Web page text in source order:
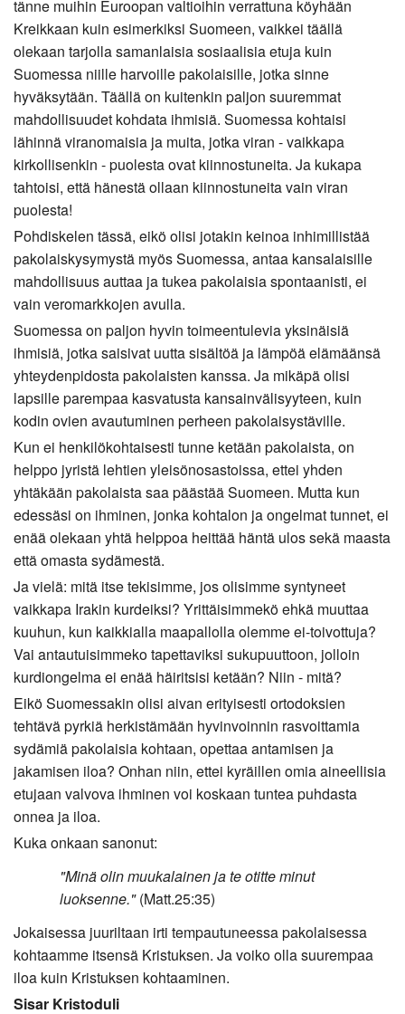
tänne muihin Euroopan valtioihin verrattuna köyhään
Kreikkaan kuin esimerkiksi Suomeen, vaikkei täällä
olekaan tarjolla samanlaisia sosiaalisia etuja kuin
Suomessa niille harvoille pakolaisille, jotka sinne
hyväksytään. Täällä on kuitenkin paljon suuremmat
mahdollisuudet kohdata ihmisiä. Suomessa kohtaisi
lähinnä viranomaisia ja muita, jotka viran - vaikkapa
kirkollisenkin - puolesta ovat kiinnostuneita. Ja kukapa
tahtoisi, että hänestä ollaan kiinnostuneita vain viran
puolesta!
Pohdiskelen tässä, eikö olisi jotakin keinoa inhimillistää
pakolaiskysymystä myös Suomessa, antaa kansalaisille
mahdollisuus auttaa ja tukea pakolaisia spontaanisti, ei
vain veromarkkojen avulla.
Suomessa on paljon hyvin toimeentulevia yksinäisiä
ihmisiä, jotka saisivat uutta sisältöä ja lämpöä elämäänsä
yhteydenpidosta pakolaisten kanssa. Ja mikäpä olisi
lapsille parempaa kasvatusta kansainvälisyyteen, kuin
kodin ovien avautuminen perheen pakolaisystäville.
Kun ei henkilökohtaisesti tunne ketään pakolaista, on
helppo jyristä lehtien yleisönosastoissa, ettei yhden
yhtäkään pakolaista saa päästää Suomeen. Mutta kun
edessäsi on ihminen, jonka kohtalon ja ongelmat tunnet, ei
enää olekaan yhtä helppoa heittää häntä ulos sekä maasta
että omasta sydämestä.
Ja vielä: mitä itse tekisimme, jos olisimme syntyneet
vaikkapa Irakin kurdeiksi? Yrittäisimmekö ehkä muuttaa
kuuhun, kun kaikkialla maapallolla olemme ei-toivottuja?
Vai antautuisimmeko tapettaviksi sukupuuttoon, jolloin
kurdiongelma ei enää häiritsisi ketään? Niin - mitä?
Eikö Suomessakin olisi aivan erityisesti ortodoksien
tehtävä pyrkiä herkistämään hyvinvoinnin rasvoittamia
sydämiä pakolaisia kohtaan, opettaa antamisen ja
jakamisen iloa? Onhan niin, ettei kyräillen omia aineellisia
etujaan valvova ihminen voi koskaan tuntea puhdasta
onnea ja iloa.
Kuka onkaan sanonut:
"Minä olin muukalainen ja te otitte minut
luoksenne."(Matt.25:35)
Jokaisessa juuriltaan irti tempautuneessa pakolaisessa
kohtaamme itsensä Kristuksen. Ja voiko olla suurempaa
iloa kuin Kristuksen kohtaaminen.
Sisar Kristoduli